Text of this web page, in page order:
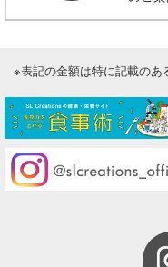
※表記の金額は特に記載のあ